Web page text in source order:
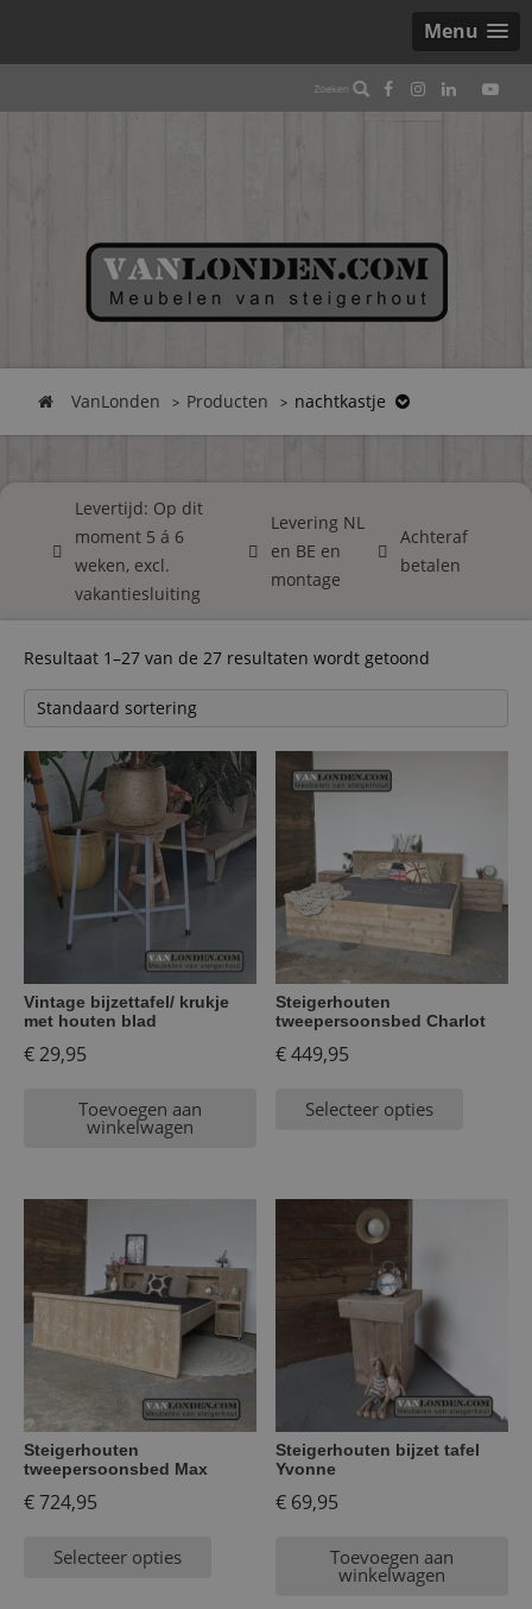
Menu
VanLonden Producten nachtkastje
Levertijd: Op dit
moment 5 á 6
weken, excl.
vakantiesluiting
Levering NL
en BE en
montage
Achteraf
betalen
Resultaat 1–27 van de 27 resultaten wordt getoond
Vintage bijzettafel/ krukje
met houten blad
€29,95
Toevoegen aan
winkelwagen
Steigerhouten
tweepersoonsbed Charlot
€449,95
Selecteer opties
Steigerhouten
tweepersoonsbed Max
€724,95
Selecteer opties
Steigerhouten bijzet tafel
Yvonne
€ 69,95
Toevoegen aan
winkelwagen